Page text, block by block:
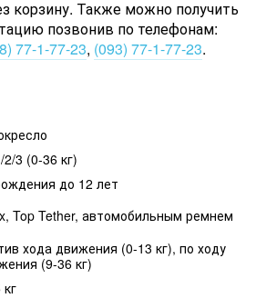
корзину. Также можно получить
позвонив по телефонам:
77-1-77-23, (093) 77-1-77-23.
2/3 (0-36 кг)
до 12 лет
Top Tether, автомобильным ремнем
хода движения (0-13 кг), по ходу
(9-36 кг)